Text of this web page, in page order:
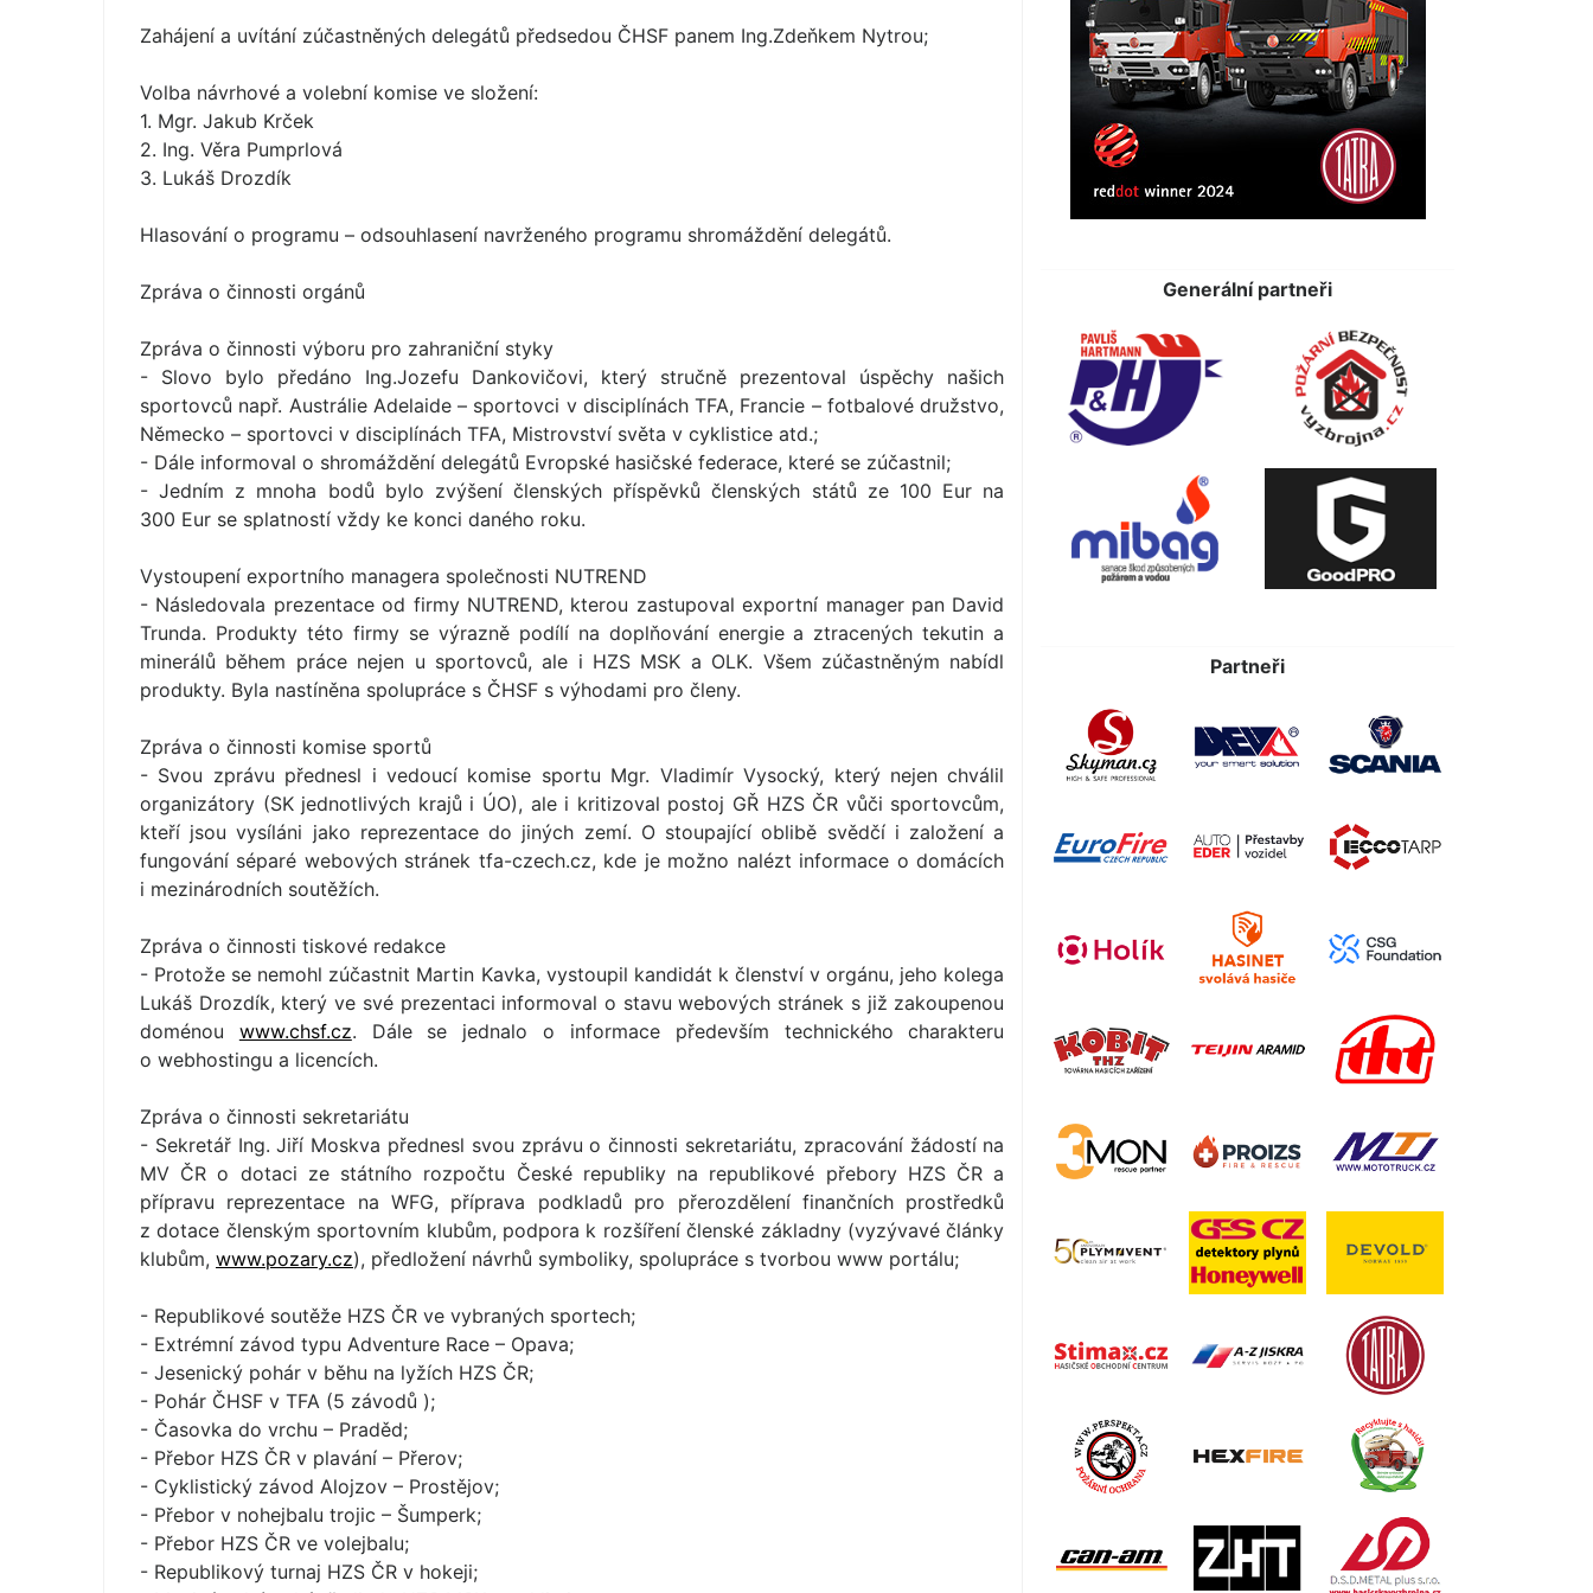
Zahájení a uvítání zúčastněných delegátů předsedou ČHSF panem Ing.Zdeňkem Nytrou;
Volba návrhové a volební komise ve složení:
1. Mgr. Jakub Krček
2. Ing. Věra Pumprlová
3. Lukáš Drozdík
Hlasování o programu – odsouhlasení navrženého programu shromáždění delegátů.
Zpráva o činnosti orgánů
Zpráva o činnosti výboru pro zahraniční styky
- Slovo bylo předáno Ing.Jozefu Dankovičovi, který stručně prezentoval úspěchy našich
sportovců např. Austrálie Adelaide – sportovci v disciplínách TFA, Francie – fotbalové družstvo,
Německo – sportovci v disciplínách TFA, Mistrovství světa v cyklistice atd.;
- Dále informoval o shromáždění delegátů Evropské hasičské federace, které se zúčastnil;
- Jedním z mnoha bodů bylo zvýšení členských příspěvků členských států ze 100 Eur na
300 Eur se splatností vždy ke konci daného roku.
Vystoupení exportního managera společnosti NUTREND
- Následovala prezentace od firmy NUTREND, kterou zastupoval exportní manager pan David
Trunda. Produkty této firmy se výrazně podílí na doplňování energie a ztracených tekutin a
minerálů během práce nejen u sportovců, ale i HZS MSK a OLK. Všem zúčastněným nabídl
produkty. Byla nastíněna spolupráce s ČHSF s výhodami pro členy.
Zpráva o činnosti komise sportů
- Svou zprávu přednesl i vedoucí komise sportu Mgr. Vladimír Vysocký, který nejen chválil
organizátory (SK jednotlivých krajů i ÚO), ale i kritizoval postoj GŘ HZS ČR vůči sportovcům,
kteří jsou vysíláni jako reprezentace do jiných zemí. O stoupající oblibě svědčí i založení a
fungování séparé webových stránek tfa-czech.cz, kde je možno nalézt informace o domácích
i mezinárodních soutěžích.
Zpráva o činnosti tiskové redakce
- Protože se nemohl zúčastnit Martin Kavka, vystoupil kandidát k členství v orgánu, jeho kolega
Lukáš Drozdík, který ve své prezentaci informoval o stavu webových stránek s již zakoupenou
doménou www.chsf.cz. Dále se jednalo o informace především technického charakteru
o webhostingu a licencích.
Zpráva o činnosti sekretariátu
- Sekretář Ing. Jiří Moskva přednesl svou zprávu o činnosti sekretariátu, zpracování žádostí na
MV ČR o dotaci ze státního rozpočtu České republiky na republikové přebory HZS ČR a
přípravu reprezentace na WFG, příprava podkladů pro přerozdělení finančních prostředků
z dotace členským sportovním klubům, podpora k rozšíření členské základny (vyzývavé články
klubům, www.pozary.cz), předložení návrhů symboliky, spolupráce s tvorbou www portálu;
- Republikové soutěže HZS ČR ve vybraných sportech;
- Extrémní závod typu Adventure Race – Opava;
- Jesenický pohár v běhu na lyžích HZS ČR;
- Pohár ČHSF v TFA (5 závodů );
- Časovka do vrchu – Praděd;
- Přebor HZS ČR v plavání – Přerov;
- Cyklistický závod Alojzov – Prostějov;
- Přebor v nohejbalu trojic – Šumperk;
- Přebor HZS ČR ve volejbalu;
- Republikový turnaj HZS ČR v hokeji;
Generální partneři
Partneři